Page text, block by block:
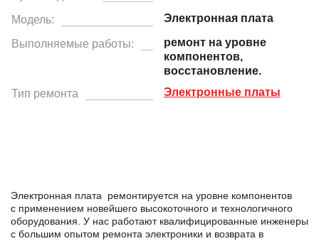
Модель: Электронная плата
Выполняемые работы:
ремонт на уровне
компонентов,
восстановление.
Тип ремонта
Электронные платы
Электронная плата ремонтируется на уровне компонентов
с применением новейшего высокоточного и технологичного
оборудования. У нас работают квалифицированные инженеры
с большим опытом ремонта электроники и возврата в